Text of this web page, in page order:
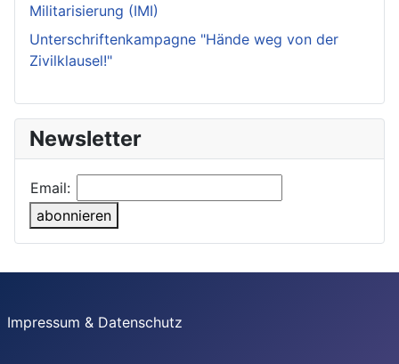
Militarisierung (IMI)
Unterschriftenkampagne "Hände weg von der
Zivilklausel!"
Newsletter
Email:
abonnieren
Impressum & Datenschutz